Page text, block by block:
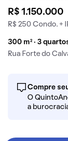
R$ 1.150.000
R$ 250 Condo. +
300 m² · 3
Rua Forte do
Compre
O
a